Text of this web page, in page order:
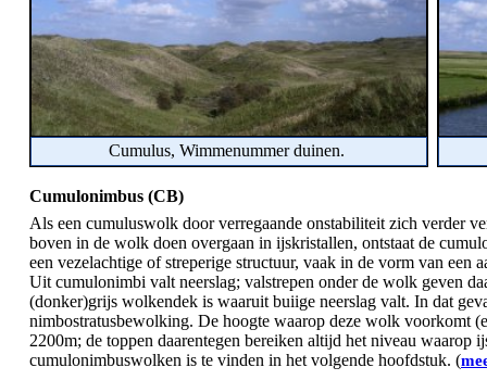
Cumulus, Wimmenummer duinen.
Cumulonimbus (CB)
Als een cumuluswolk door verregaande onstabiliteit zich verder
boven in de wolk doen overgaan in ijskristallen, ontstaat de
een vezelachtige of streperige structuur, vaak in de vorm van een
Uit cumulonimbi valt neerslag; valstrepen onder de wolk geven
(donker)grijs wolkendek is waaruit buiige neerslag valt. In dat
nimbostratusbewolking. De hoogte waarop deze wolk voorkomt
2200m; de toppen daarentegen bereiken altijd het niveau
cumulonimbuswolken is te vinden in het volgende hoofdstuk. (